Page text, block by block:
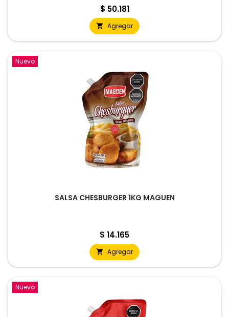
Precio
$ 50.181
 Agregar
Nuevo
SALSA CHESBURGER 1KG MAGUEN
Precio
$ 14.165
 Agregar
Nuevo